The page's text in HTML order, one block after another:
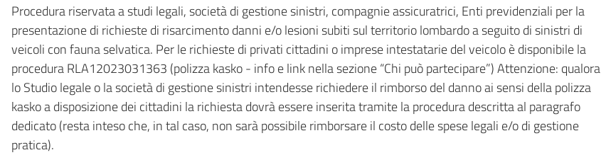
Procedura riservata a studi legali, società di gestione sinistri, compagnie assicuratrici, Enti previdenziali per la
presentazione di richieste di risarcimento danni e/o lesioni subiti sul territorio lombardo a seguito di sinistri di
veicoli con fauna selvatica. Per le richieste di privati cittadini o imprese intestatarie del veicolo è disponibile la
procedura RLA12023031363 (polizza kasko - info e link nella sezione “Chi può partecipare”) Attenzione: qualora
lo Studio legale o la società di gestione sinistri intendesse richiedere il rimborso del danno ai sensi della polizza
kasko a disposizione dei cittadini la richiesta dovrà essere inserita tramite la procedura descritta al paragrafo
dedicato (resta inteso che, in tal caso, non sarà possibile rimborsare il costo delle spese legali e/o di gestione
pratica).